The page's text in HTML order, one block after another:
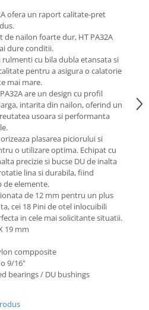
ofera un raport calitate-pret
nailon foarte dur, HT PA32A
dure conditii.
cu bila dubla etansata si
pentru a asigura o calatorie
mai mare.
are un design cu profil
intarita din nailon, oferind un
usoara si performanta
plasarea piciorului si
o utilizare optima. Echipat cu
precizie si bucse DU de inalta
lina si durabila, fiind
de elemente.
de 12 mm pentru un plus
cei 18 Pini de otel inlocuibili
in cele mai solicitante situatii.
19 mm
compposite
9/16"
bearings / DU bushings